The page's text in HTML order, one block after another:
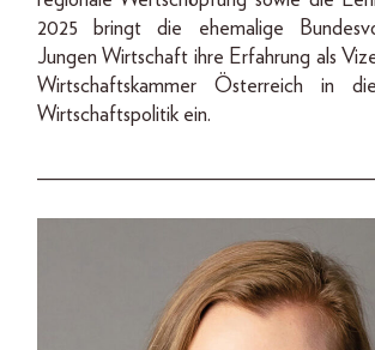
2025 bringt die ehemalige
Jungen Wirtschaft ihre Erfahrung als
Wirtschaftskammer Österreich in
Wirtschaftspolitik ein.